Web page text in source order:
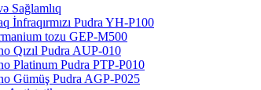
Sağlamlıq
İnfraqırmızı Pudra YH-P100
tozu GEP-M500
Qızıl Pudra AUP-010
Platinum Pudra PTP-P010
Gümüş Pudra AGP-P025